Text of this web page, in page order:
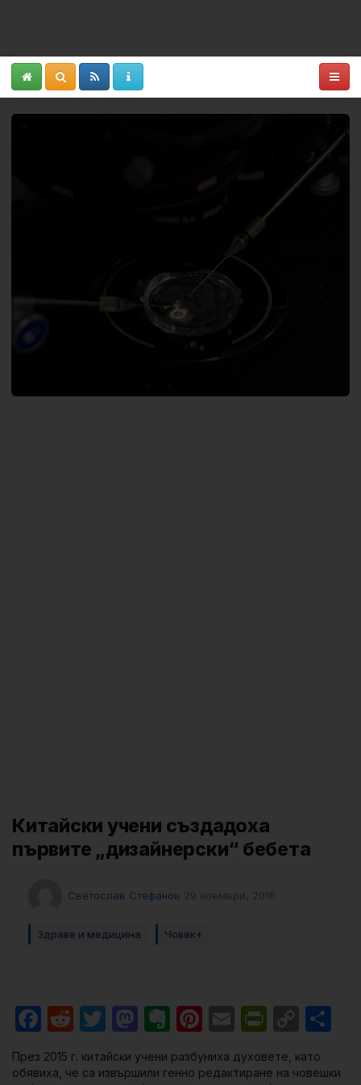
Китайски учени създадоха
първите „дизайнерски“ бебета
Светослав Стефанов 29 ноември, 2018
Здраве и медицина Човек+
Facebook
RedditTwitter
Mastodon
Evernote
Pinterest
Email
През 2015 г. китайски учени разбуниха духовете, като
обявиха, че са извършили генно редактиране на човешки